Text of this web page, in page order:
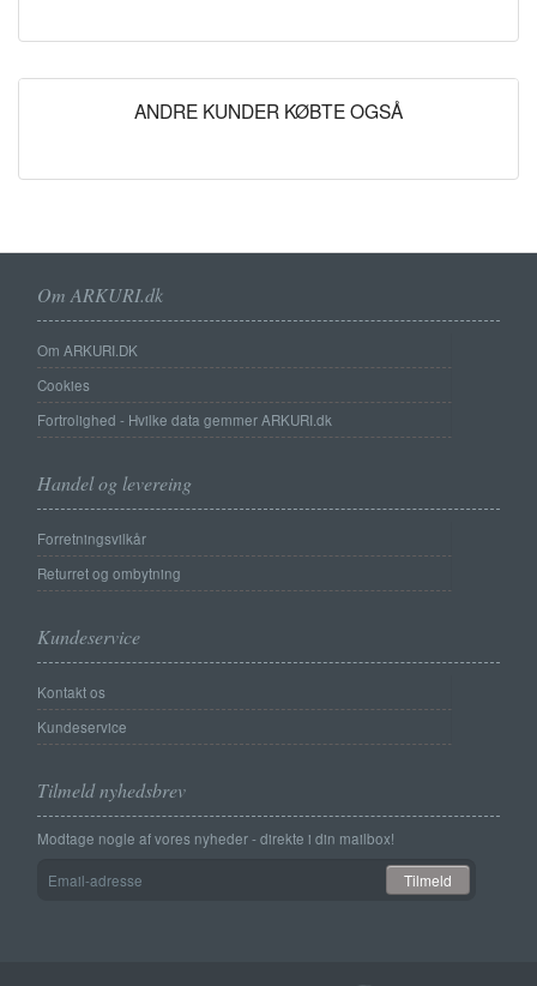
ANDRE KUNDER KØBTE OGSÅ
Om ARKURI.dk
Om ARKURI.DK
Cookies
Fortrolighed - Hvilke data gemmer ARKURI.dk
Handel og levereing
Forretningsvilkår
Returret og ombytning
Kundeservice
Kontakt os
Kundeservice
Tilmeld nyhedsbrev
Modtage nogle af vores nyheder - direkte i din mailbox!
adresse
Tilmeld